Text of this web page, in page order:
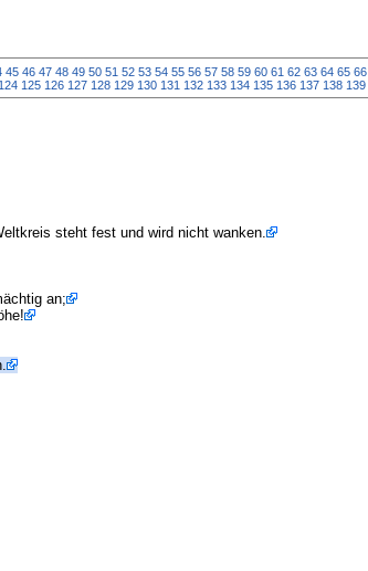
45 46 47 48 49 50 51 52 53 54 55 56 57 58 59 60 61 62 63 64 65 66
124 125 126 127 128 129 130 131 132 133 134 135 136 137 138 139
steht fest und wird nicht wanken.
an;